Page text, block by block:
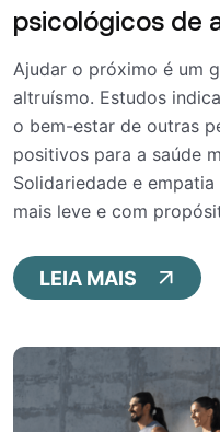
psicológicos de
Ajudar o próximo é um
altruísmo. Estudos
o bem-estar de outras
positivos para a saúde
Solidariedade e
mais leve e com
LEIA MAIS